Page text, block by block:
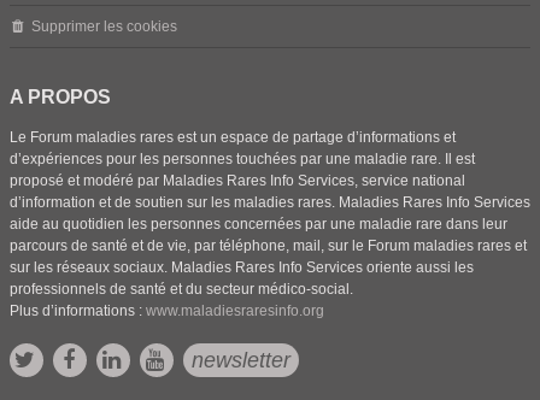
Supprimer les cookies
A PROPOS
Le Forum maladies rares est un espace de partage d’informations et
d’expériences pour les personnes touchées par une maladie rare. Il est
proposé et modéré par Maladies Rares Info Services, service national
d’information et de soutien sur les maladies rares. Maladies Rares Info Services
aide au quotidien les personnes concernées par une maladie rare dans leur
parcours de santé et de vie, par téléphone, mail, sur le Forum maladies rares et
sur les réseaux sociaux. Maladies Rares Info Services oriente aussi les
professionnels de santé et du secteur médico-social.
Plus d’informations : www.maladiesraresinfo.org
newsletter